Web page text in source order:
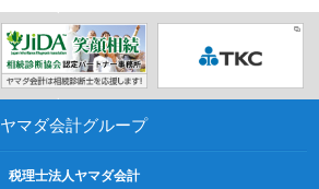
ヤマダ会計グループ
税理士法人ヤマダ会計